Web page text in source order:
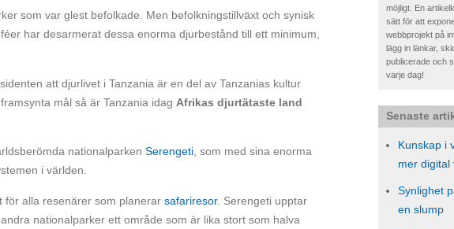
möjligt. En
sätt för att
webbprojekt på
lägg in länkar,
publicerade och
varje dag!
Senaste
Kunskap i
mer digital
Synlighet
en slump
som var glest befolkade. Men befolkningstillväxt och synisk
har desarmerat dessa enorma djurbestånd till ett minimum,
att djurlivet i Tanzania är en del av Tanzanias kultur
mål så är Tanzania idag Afrikas djurtätaste land
nationalparken Serengeti , som med sina enorma
i världen.
för alla resenärer som planerar safariresor. Serengeti upptar
nationalparker ett område som är lika stort som halva